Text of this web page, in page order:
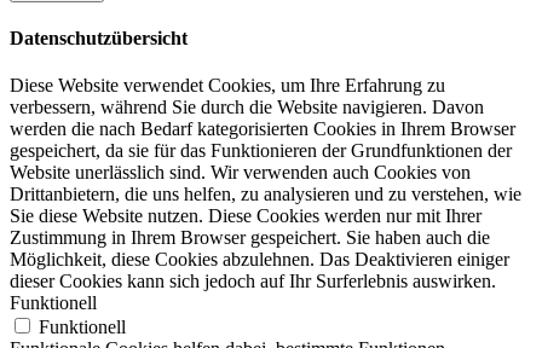
Datenschutzübersicht
Diese Website verwendet Cookies, um Ihre Erfahrung zu
verbessern, während Sie durch die Website navigieren. Davon
werden die nach Bedarf kategorisierten Cookies in Ihrem Browser
gespeichert, da sie für das Funktionieren der Grundfunktionen der
Website unerlässlich sind. Wir verwenden auch Cookies von
Drittanbietern, die uns helfen, zu analysieren und zu verstehen, wie
Sie diese Website nutzen. Diese Cookies werden nur mit Ihrer
Zustimmung in Ihrem Browser gespeichert. Sie haben auch die
Möglichkeit, diese Cookies abzulehnen. Das Deaktivieren einiger
dieser Cookies kann sich jedoch auf Ihr Surferlebnis auswirken.
Funktionell
Funktionell